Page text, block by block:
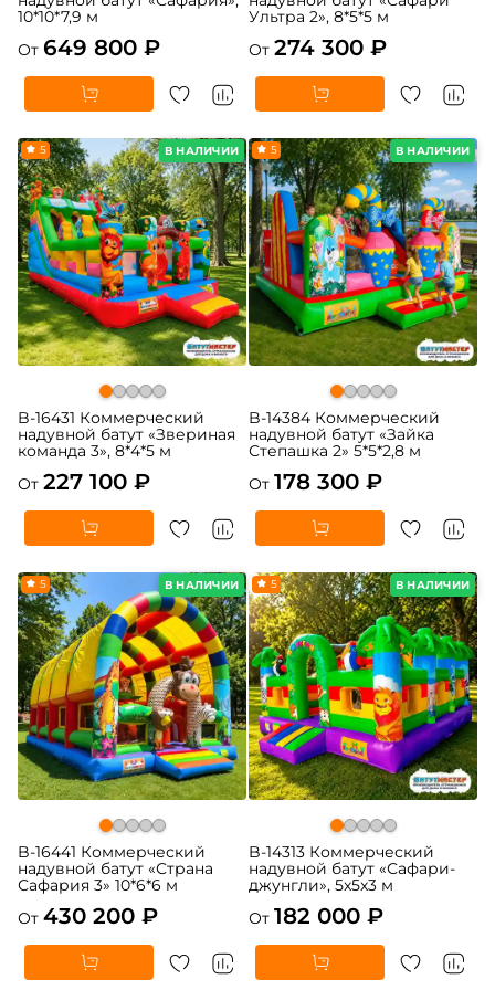
10*10*7,9 м
От 649 800 ₽
Ультра 2», 8*5*5 м
От 274 300 ₽
В НАЛИЧИИ
5
B-16431 Коммерческий
надувной батут «Звериная
команда 3», 8*4*5 м
От 227 100 ₽
В НАЛИЧИИ
5
B-14384 Коммерческий
надувной батут «Зайка
Степашка 2» 5*5*2,8 м
От 178 300 ₽
В НАЛИЧИИ
5
B-16441 Коммерческий
надувной батут «Страна
Сафария 3» 10*6*6 м
От 430 200 ₽
В НАЛИЧИИ
5
B-14313 Коммерческий
надувной батут «Сафари-
джунгли», 5x5x3 м
От 182 000 ₽